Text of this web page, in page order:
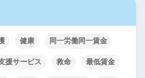
健康 同一労働同一賃金
援サービス 救命 最低賃金